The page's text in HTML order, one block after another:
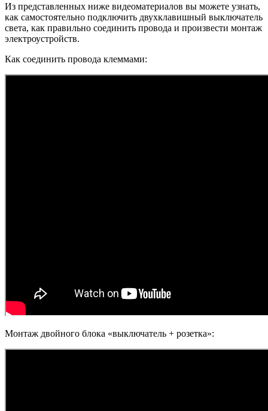
Из представленных ниже видеоматериалов вы можете узнать,
как самостоятельно подключить двухклавишный выключатель
света, как правильно соединить провода и произвести монтаж
электроустройств.
Как соединить провода клеммами:
Монтаж двойного блока «выключатель + розетка»: